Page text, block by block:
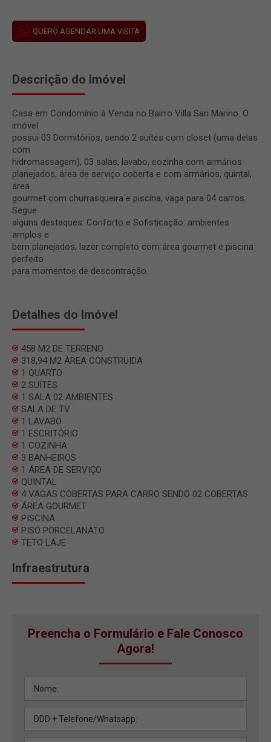
QUERO AGENDAR UMA VISITA
Descrição do Imóvel
Casa em Condomínio à Venda no Bairro Villa San Marino. O
imóvel
possui 03 Dormitórios, sendo 2 suítes com closet (uma delas
com
hidromassagem), 03 salas, lavabo, cozinha com armários
planejados, área de serviço coberta e com armários, quintal,
área
gourmet com churrasqueira e piscina, vaga para 04 carros.
Segue
alguns destaques: Conforto e Sofisticação: ambientes
amplos e
bem planejados, lazer completo com área gourmet e piscina
perfeito
para momentos de descontração.
Detalhes do Imóvel
458 M2 DE TERRENO
318,94 M2 ÀREA CONSTRUIDA
1 QUARTO
2 SUÍTES
1 SALA 02 AMBIENTES
SALA DE TV
1 LAVABO
1 ESCRITÓRIO
1 COZINHA
3 BANHEIROS
1 ÁREA DE SERVIÇO
QUINTAL
4 VAGAS COBERTAS PARA CARRO SENDO 02 COBERTAS
ÁREA GOURMET
PISCINA
PISO PORCELANATO
TETO LAJE
Infraestrutura
Preencha o Formulário e Fale Conosco
Agora!